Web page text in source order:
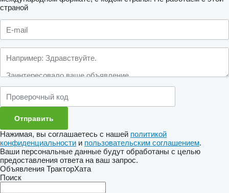
страной
Нажимая, вы соглашаетесь с нашей политикой
конфиденциальности и пользовательским соглашением.
Ваши персональные данные будут обработаны с целью
предоставления ответа на ваш запрос.
Объявления ТракторХата
Поиск